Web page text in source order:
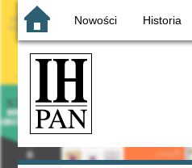
Nowości Historia